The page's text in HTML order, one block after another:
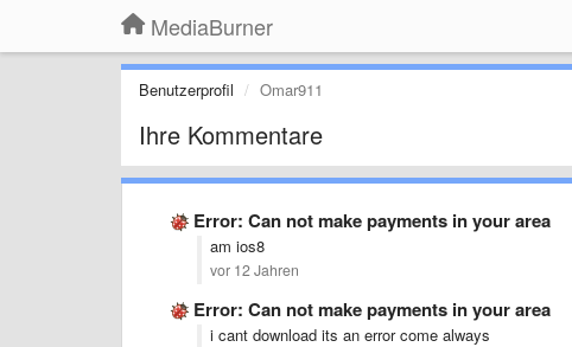
MediaBurner
Benutzerprofil Omar911
Ihre Kommentare
Error: Can not make payments in your area
am ios8
vor 12 Jahren
Error: Can not make payments in your area
i cant download its an error come always